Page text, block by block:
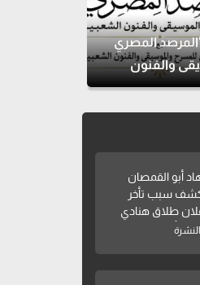
المصري
والفنون
أبو القمصان
سبب تأخر
طلاق هنادي
وأحمد خالد صالحالنشرة